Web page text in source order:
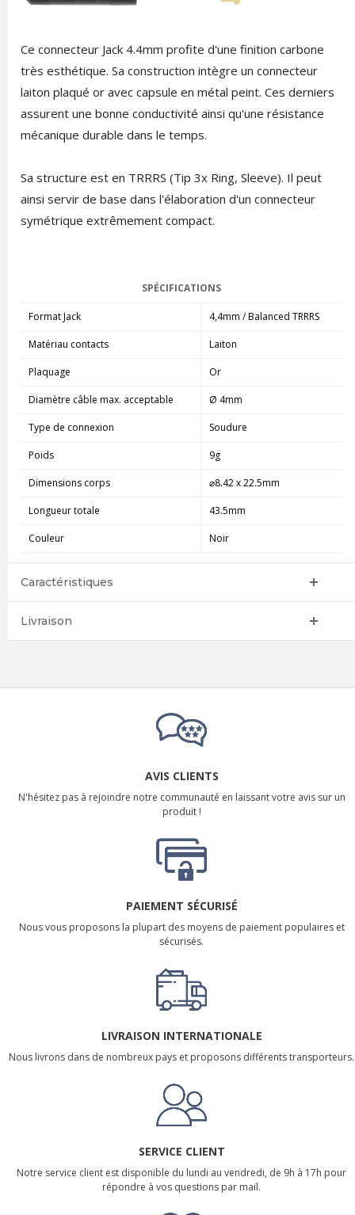
Ce connecteur Jack 4.4mm profite d'une finition carbone
très esthétique. Sa construction intègre un connecteur
laiton plaqué or avec capsule en métal peint. Ces derniers
assurent une bonne conductivité ainsi qu'une résistance
mécanique durable dans le temps.
Sa structure est en TRRRS (Tip 3x Ring, Sleeve). Il peut
ainsi servir de base dans l'élaboration d'un connecteur
symétrique extrêmement compact.
SPÉCIFICATIONS
Format Jack 4,4mm / Balanced TRRRS
Matériau contacts Laiton
Plaquage Or
Diamètre câble max. acceptable Ø 4mm
Type de connexion Soudure
Poids 9g
Dimensions corps ⌀8.42 x 22.5mm
Longueur totale 43.5mm
Couleur Noir
Caractéristiques
Livraison
AVIS CLIENTS
N'hésitez pas à rejoindre notre communauté en laissant votre avis sur un
produit !
PAIEMENT SÉCURISÉ
Nous vous proposons la plupart des moyens de paiement populaires et
sécurisés.
LIVRAISON INTERNATIONALE
Nous livrons dans de nombreux pays et proposons différents transporteurs.
SERVICE CLIENT
Notre service client est disponible du lundi au vendredi, de 9h à 17h pour
répondre à vos questions par mail.